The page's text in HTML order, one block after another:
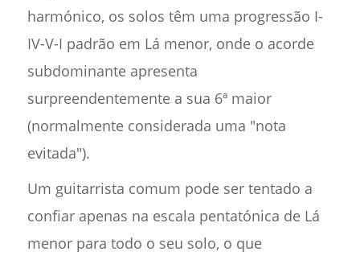
harmónico, os solos têm uma progressão I-
IV-V-I padrão em Lá menor, onde o acorde
subdominante apresenta
surpreendentemente a sua 6ª maior
(normalmente considerada uma "nota
evitada").
Um guitarrista comum pode ser tentado a
confiar apenas na escala pentatónica de Lá
menor para todo o seu solo, o que